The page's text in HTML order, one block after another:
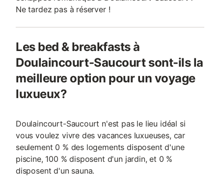
Ne tardez pas à réserver !
Les bed & breakfasts à
Doulaincourt-Saucourt sont-ils la
meilleure option pour un voyage
luxueux?
Doulaincourt-Saucourt n'est pas le lieu idéal si
vous voulez vivre des vacances luxueuses, car
seulement 0 % des logements disposent d'une
piscine, 100 % disposent d'un jardin, et 0 %
disposent d'un sauna.